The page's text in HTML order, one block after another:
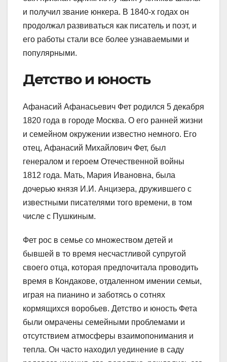
и получил звание юнкера. В 1840-х годах он
продолжал развиваться как писатель и поэт, и
его работы стали все более узнаваемыми и
популярными.
Детство и юность
Афанасий Афанасьевич Фет родился 5 декабря
1820 года в городе Москва. О его ранней жизни
и семейном окружении известно немного. Его
отец, Афанасий Михайлович Фет, был
генералом и героем Отечественной войны
1812 года. Мать, Мария Ивановна, была
дочерью князя И.И. Анцизера, дружившего с
известными писателями того времени, в том
числе с Пушкиным.
Фет рос в семье со множеством детей и
бывшей в то время несчастливой супругой
своего отца, которая предпочитала проводить
время в Кондакове, отдаленном имении семьи,
играя на пианино и заботясь о сотнях
кормящихся воробьев. Детство и юность Фета
были омрачены семейными проблемами и
отсутствием атмосферы взаимопонимания и
тепла. Он часто находил уединение в саду